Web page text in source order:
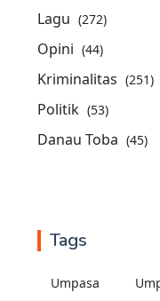
Lagu (272)
Opini (44)
Kriminalitas (251)
Politik (53)
Danau Toba (45)
Tags
Umpasa